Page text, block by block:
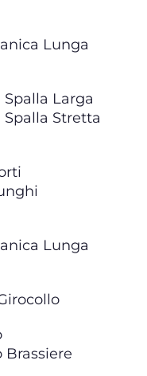
Lunga
Larga
Stretta
Lunga
Brassiere